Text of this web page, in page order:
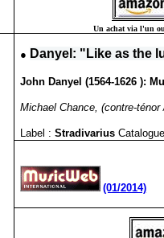
Un achat via l'un
● Danyel: " Like as the
John Danyel (1564-1626 ):
Michael Chance, (contre-
Label : Stradivarius
(01/2014)